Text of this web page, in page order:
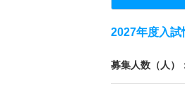
2027年度入試
募集人数（人）